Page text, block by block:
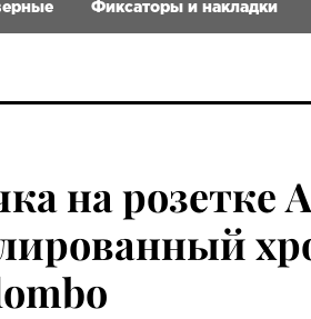
Фиксаторы и накладки
на розетке